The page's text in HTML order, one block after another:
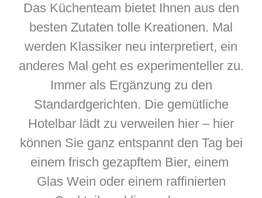
Das Küchenteam bietet Ihnen aus den
besten Zutaten tolle Kreationen. Mal
werden Klassiker neu interpretiert, ein
anderes Mal geht es experimenteller zu.
Immer als Ergänzung zu den
Standardgerichten. Die gemütliche
Hotelbar lädt zu verweilen hier – hier
können Sie ganz entspannt den Tag bei
einem frisch gezapftem Bier, einem
Glas Wein oder einem raffinierten